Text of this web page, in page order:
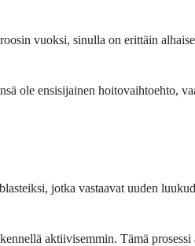
vuoksi, sinulla on erittäin
ole ensisijainen hoitovaihtoehto,
jotka vastaavat uuden
aktiivisemmin. Tämä